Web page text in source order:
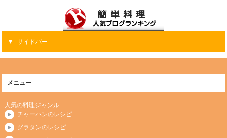
サイドバー
メニュー
人気の料理ジャンル
チャーハンのレシピ
グラタンのレシピ